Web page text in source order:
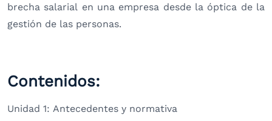
brecha salarial en una empresa desde la óptica de la
gestión de las personas.
Contenidos:
Unidad 1: Antecedentes y normativa